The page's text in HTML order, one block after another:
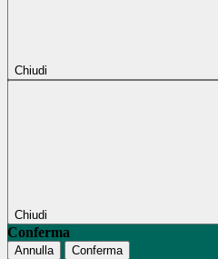
Chiudi
Chiudi
Conferma
Annulla Conferma